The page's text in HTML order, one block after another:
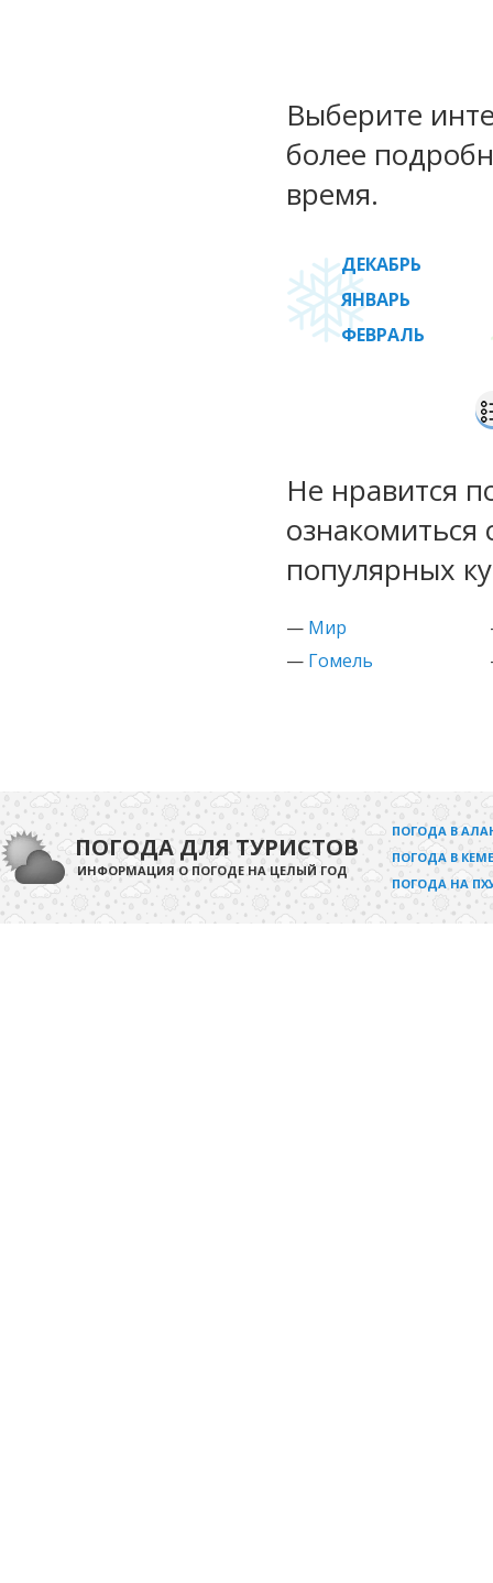
Выберите
более
время.
ДЕКАБРЬ
ЯНВАРЬ
ФЕВРАЛЬ
Не нравится
популярных
— Мир
— Гомель
ПОГОДА ДЛЯ ТУРИСТОВ
ИНФОРМАЦИЯ О ПОГОДЕ НА ЦЕЛЫЙ ГОД
ПОГОДА В
ПОГОДА В
ПОГОДА НА